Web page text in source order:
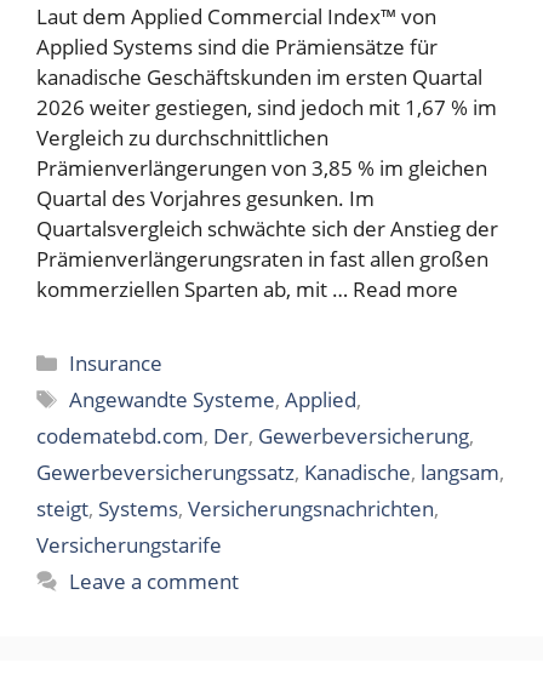
Laut dem Applied Commercial Index™ von
Applied Systems sind die Prämiensätze für
kanadische Geschäftskunden im ersten Quartal
2026 weiter gestiegen, sind jedoch mit 1,67 % im
Vergleich zu durchschnittlichen
Prämienverlängerungen von 3,85 % im gleichen
Quartal des Vorjahres gesunken. Im
Quartalsvergleich schwächte sich der Anstieg der
Prämienverlängerungsraten in fast allen großen
kommerziellen Sparten ab, mit … Read more
Categories
Insurance
Tags
Angewandte Systeme,Applied,
codematebd.com, Der, Gewerbeversicherung,
Gewerbeversicherungssatz, Kanadische, langsam,
steigt, Systems, Versicherungsnachrichten,
Versicherungstarife
Leave a comment